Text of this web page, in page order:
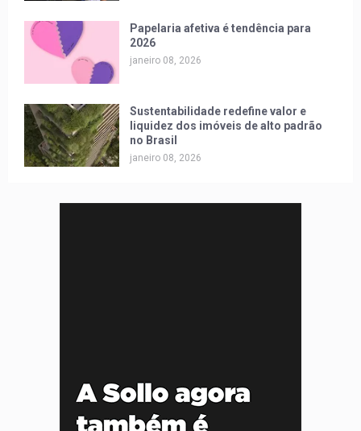
Papelaria afetiva é tendência para
2026
janeiro 08, 2026
Sustentabilidade redefine valor e
liquidez dos imóveis de alto padrão
no Brasil
janeiro 08, 2026